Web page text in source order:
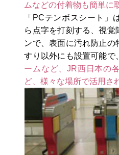
ムなどの付着物も簡単に
「PCテンボスシート」
ら点字を打刻する、視
ンで、表面に汚れ防止
すり以外にも設置可能で、
ームなど、JR西日本の
ど、様々な場所で活用さ